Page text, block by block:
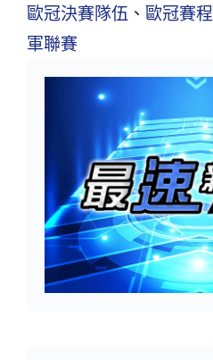
歐冠決賽隊伍 、 歐冠賽程
軍聯賽